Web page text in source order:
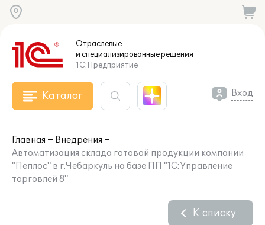
Отраслевые
и специализированныерешения
1С:Предприятие
Каталог Вход
Главная
Внедрения
Автоматизация склада готовой продукции компании
"Пеплос" в г.Чебаркуль на базе ПП "1С:Управление
торговлей 8"
К списку